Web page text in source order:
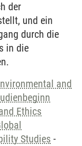
der
und ein
durch die
in die
and
Ethics
Studies -